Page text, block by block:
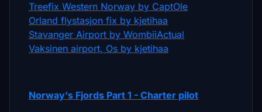
Treefix Western Norway by CaptOle
Orland flystasjon fix by kjetihaa
Stavanger Airport by WombiiActual
Vaksinen airport, Os by kjetihaa
Norway's Fjords Part 1 - Charter pilot